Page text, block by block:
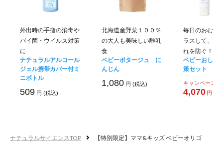
似たまろやかな甘さ(甘味度
ケストースの
外出時の手指の消毒や
バイ菌・ウイルス対策
に
ナチュラルアルコール
ジェル携帯カバー付ミ
ニボトル
509 円 (税込)
北海道産野菜１００％
の大人も美味しい離乳
食
ベビーポタージュ に
んじん
1,080 円 (税込)
毎日のおむつ
ラスして、お
れを防ぐ！
ベビーおしり
策セット
キャンペーン価
4,070 円 (税
ナチュラルサイエンスTOP 【特別限定】ママ&キッズ ベビーオリゴ